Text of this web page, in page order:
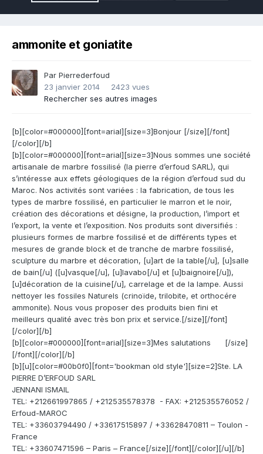
ammonite et goniatite
Par Pierrederfoud
23 janvier 2014
2423 vues
Rechercher ses autres images
[b][color=#000000][font=arial][size=3]Bonjour [/size][/font]
[/color][/b]
[b][color=#000000][font=arial][size=3]Nous sommes une société
artisanale de marbre fossilisé (la pierre d’erfoud SARL), qui
s’intéresse aux effets géologiques de la région d’erfoud sud du
Maroc. Nos activités sont variées : la fabrication, de tous les
types de marbre fossilisé, en particulier le marron et le noir,
création des décorations et désigne, la production, l’import et
l’export, la vente et l’exposition. Nos produits sont diversifiés :
plusieurs formes de marbre fossilisé et de différents types et
mesures de grande block et de tranche de marbre fossilisé,
sculpture du marbre et décoration, [u]art de la table[/u], [u]salle
de bain[/u] ([u]vasque[/u], [u]lavabo[/u] et [u]baignoire[/u]),
[u]décoration de la cuisine[/u], carrelage et de la lampe. Aussi
nettoyer les fossiles Naturels (crinoïde, trilobite, et orthocére
ammonite). Nous vous proposer des produits bien fini et
meilleurs qualité avec très bon prix et service.[/size][/font]
[/color][/b]
[b][color=#000000][font=arial][size=3]Mes salutations [/size]
[/font][/color][/b]
[b][u][color=#00b0f0][font='bookman old style'][size=2]Ste. LA
PIERRE D’ERFOUD SARL
JENNANI ISMAIL
TEL: +212661997865 / +212535578378 - FAX: +212535576052 /
Erfoud-MAROC
TEL: +33603794490 / +33617515897 / +33628470811 – Toulon -
France
TEL: +33607471596 – Paris – France[/size][/font][/color][/u][/b]